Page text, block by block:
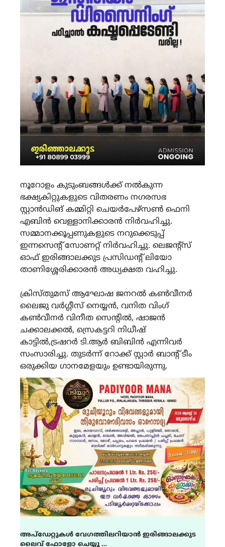
നൂറോളം കുടുംബങ്ങള്‍ക്ക് നല്‍കുന്ന
ഭക്ഷ്യകിറ്റുകളുടെ വിതരണം നഗരസഭ
സ്റ്റാന്‍ഡിങ് കമ്മിറ്റി ചെയര്‍പേഴ്‌സണ്‍ ഫെനി
എബിന്‍ വെള്ളാനിക്കാരന്‍ നിര്‍വഹിച്ചു.
സമ്മാനക്കൂപ്പണുകളുടെ നറുക്കെടുപ്പ്
ഇന്നസെന്റ് സോണറ്റ് നിര്‍വഹിച്ചു. ലെജന്റ്‌സ്
ഓഫ് ഇരിങ്ങാലക്കുട പ്രസിഡന്റ് ലിയോ
താണിശ്ശേരിക്കാരന്‍ അധ്യക്ഷത വഹിച്ചു.
ക്രിസ്തുമസ് ആഘോഷ ജനറല്‍ കണ്‍വീനര്‍
ലൈജു വര്‍ഗ്ഗീസ് നെയ്യന്‍, വനിത വിംഗ്
കണ്‍വീനര്‍ വിനീത സെന്റില്‍, ഷാജന്‍
ചക്കാലക്കല്‍, സ്രെകട്ടറി നിധീഷ്
കാട്ടില്‍,ട്രഷറര്‍ ടി.ആര്‍ ബിബിന്‍ എന്നിവര്‍
സംസാരിച്ചു. തുടര്‍ന്ന് റോക്ക് സ്റ്റാര്‍ ബാന്റ് ടീം
ഒരുക്കിയ ഗാനമേളയും ഉണ്ടായിരുന്നു.
അപ്ഡേറ്റുകൾ വേഗത്തിലറിയാൻ ഇരിങ്ങാലക്കുട
ലൈവ് ഫോളോ ചെയ്യൂ …